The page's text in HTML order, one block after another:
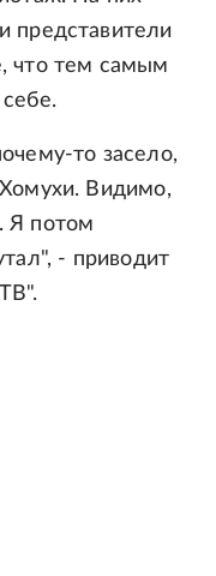
представители
что тем самым
то засело,
Видимо,
Я потом
- приводит